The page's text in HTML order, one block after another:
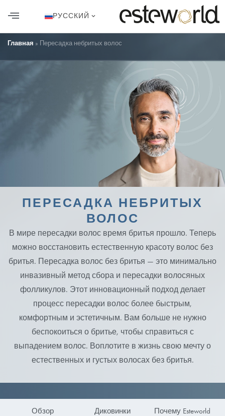
РУССКИЙ
Главная » Пересадка небритых волос
ПЕРЕСАДКА НЕБРИТЫХ
ВОЛОС
В мире пересадки волос время бритья прошло. Теперь
можно восстановить естественную красоту волос без
бритья. Пересадка волос без бритья — это минимально
инвазивный метод сбора и пересадки волосяных
фолликулов. Этот инновационный подход делает
процесс пересадки волос более быстрым,
комфортным и эстетичным. Вам больше не нужно
беспокоиться о бритье, чтобы справиться с
выпадением волос. Воплотите в жизнь свою мечту о
естественных и густых волосах без бритья.
Обзор Диковинки Почему Esteworld